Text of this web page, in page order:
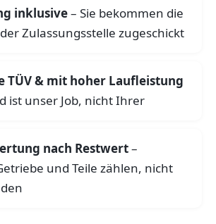
inklusive– Sie bekommen die
Zulassungsstelle zugeschickt
TÜV & mit hoher Laufleistung
ist unser Job, nicht Ihrer
nach Restwert–
und Teile zählen, nicht